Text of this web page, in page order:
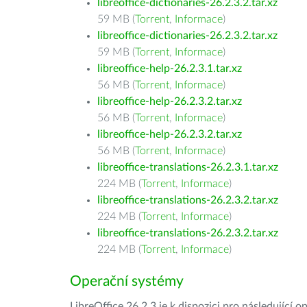
libreoffice-dictionaries-26.2.3.2.tar.xz
59 MB (Torrent, Informace)
libreoffice-dictionaries-26.2.3.2.tar.xz
59 MB (Torrent, Informace)
libreoffice-help-26.2.3.1.tar.xz
56 MB (Torrent, Informace)
libreoffice-help-26.2.3.2.tar.xz
56 MB (Torrent, Informace)
libreoffice-help-26.2.3.2.tar.xz
56 MB (Torrent, Informace)
libreoffice-translations-26.2.3.1.tar.xz
224 MB (Torrent, Informace)
libreoffice-translations-26.2.3.2.tar.xz
224 MB (Torrent, Informace)
libreoffice-translations-26.2.3.2.tar.xz
224 MB (Torrent, Informace)
Operační systémy